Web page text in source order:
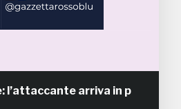
arriva in prestito dal